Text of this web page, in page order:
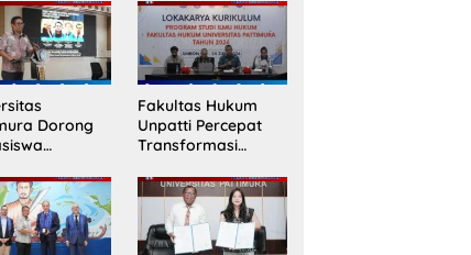
Dorong
Global
Kolaborasi
Indonesia
Fakultas Hukum
Unpatti Percepat
Transformasi
Berstandar
Internasional untuk
Raih Akreditasi
ACQUIN